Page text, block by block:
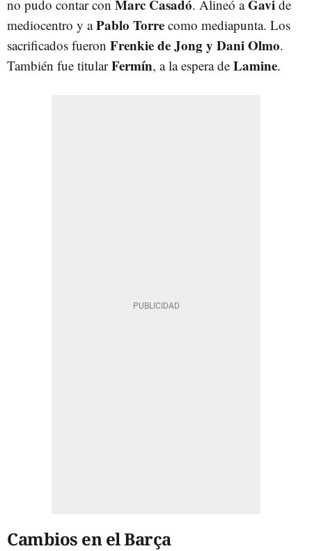
no pudo contar con Marc Casadó. Alineó aGavi de
mediocentro y aPablo Torre como mediapunta. Los
sacrificados fueron Frenkie de Jong y Dani Olmo.
También fue titularFermín, a la espera de Lamine.
Cambios en el Barça